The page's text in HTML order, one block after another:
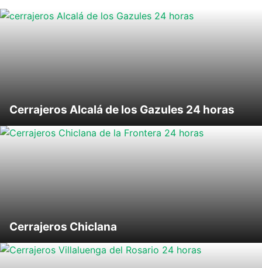
Cerrajeros Alcalá de los Gazules 24 horas
Cerrajeros Chiclana